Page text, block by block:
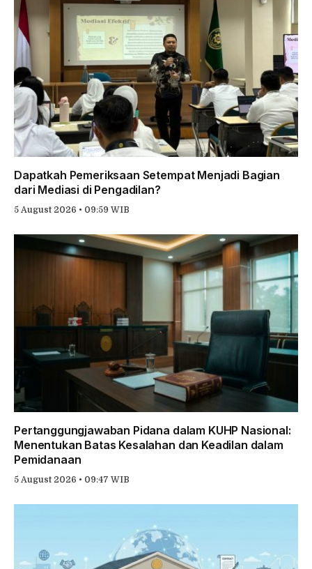
Dapatkah Pemeriksaan Setempat Menjadi Bagian
dari Mediasi di Pengadilan?
5 August 2026 • 09:59 WIB
Pertanggungjawaban Pidana dalam KUHP Nasional:
Menentukan Batas Kesalahan dan Keadilan dalam
Pemidanaan
5 August 2026 • 09:47 WIB